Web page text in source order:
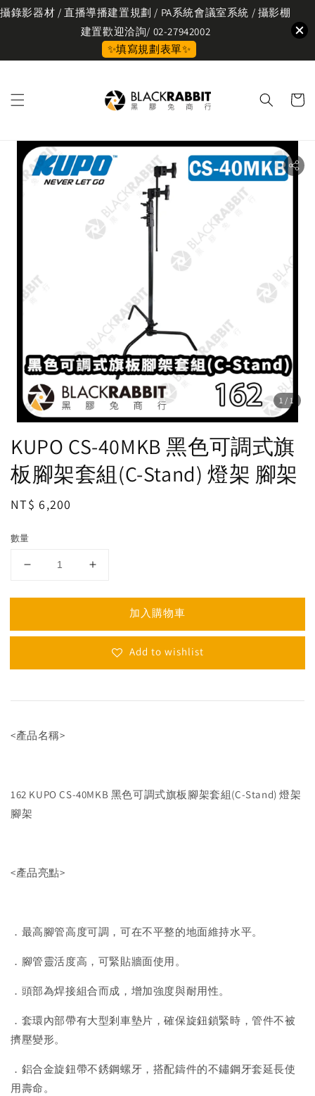
攝錄影器材 / 直播導播建置規劃 / PA系統會議室系統 / 攝影棚
建置歡迎洽詢/ 02-27942002
✨填寫規劃表單✨
1 /1
KUPO CS-40MKB 黑色可調式旗
板腳架套組(C-Stand) 燈架 腳架
Regular
NT$ 6,200
數量
加入購物車
Add to wishlist
<產品名稱>
162 KUPO CS-40MKB 黑色可調式旗板腳架套組(C-Stand) 燈架
腳架
<產品亮點>
．最高腳管高度可調，可在不平整的地面維持水平。
．腳管靈活度高，可緊貼牆面使用。
．頭部為焊接組合而成，增加強度與耐用性。
．套環內部帶有大型剎車墊片，確保旋鈕鎖緊時，管件不被
擠壓變形。
．鋁合金旋鈕帶不銹鋼螺牙，搭配鑄件的不鏽鋼牙套延長使
用壽命。